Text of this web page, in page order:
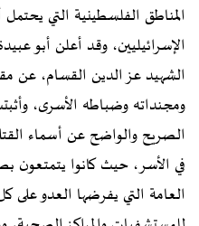
المناطق الفلسطينية التي
الإسرائيليين، وقد أعلن أبو
الشهيد عز الدين القسام، عن
ومجنداته وضباطه الأسرى،
الصريح والواضح عن أسماء
في الأسر، حيث كانوا
العامة التي يفرضها العدو على